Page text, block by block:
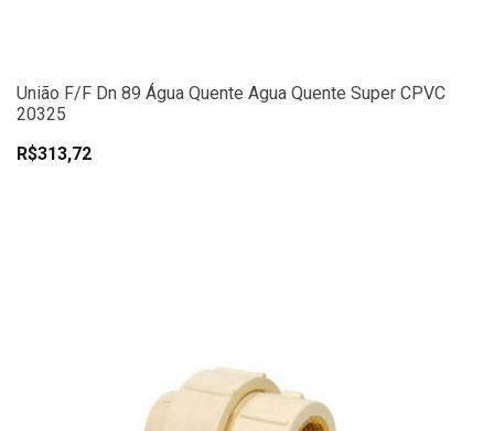
União F/F Dn 89 Água Quente Agua Quente Super CPVC
20325
R$313,72